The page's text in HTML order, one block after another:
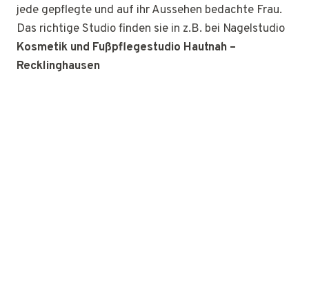
jede gepflegte und auf ihr Aussehen bedachte Frau.
Das richtige Studio finden sie in z.B. bei Nagelstudio
Kosmetik und Fußpflegestudio Hautnah –
Recklinghausen